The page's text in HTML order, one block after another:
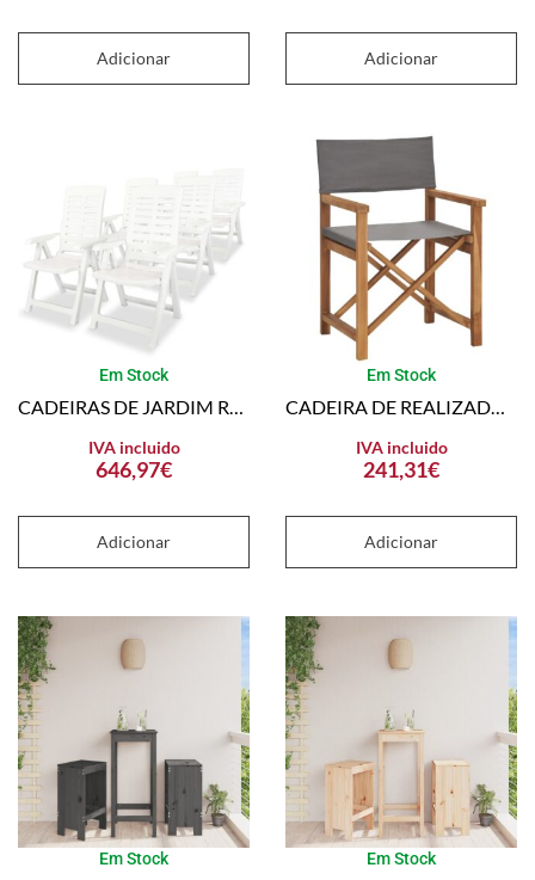
Adicionar Adicionar
Em Stock
646,97€
IVA incluido
Adicionar
Em Stock
241,31€
IVA incluido
Adicionar
Em Stock Em Stock